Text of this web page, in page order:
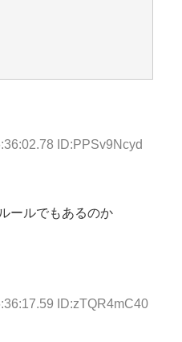
ID:PPSv9Ncyd
ールでもあるのか
ID:zTQR4mC40